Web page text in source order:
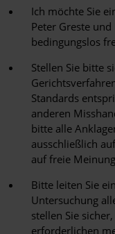
Ich möchte Sie
Peter Greste
bedingungslos
Stellen Sie bitte
Standards
anderen
bitte alle
ausschließlich
auf freie
Bitte leiten Sie
Untersuchung
stellen Sie
erforderlichen